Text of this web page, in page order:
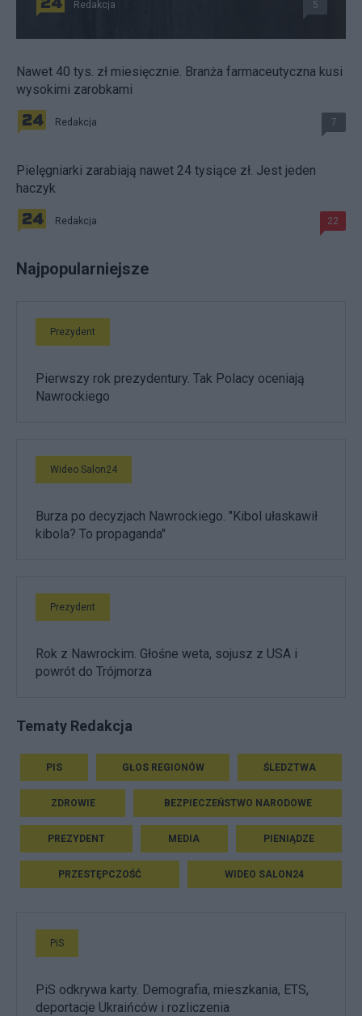
Redakcja 5
Nawet 40 tys. zł miesięcznie. Branża farmaceutyczna kusi
wysokimi zarobkami
Redakcja 7
Pielęgniarki zarabiają nawet 24 tysiące zł. Jest jeden
haczyk
Redakcja 22
Najpopularniejsze
Prezydent
Pierwszy rok prezydentury. Tak Polacy oceniają
Nawrockiego
Wideo Salon24
Burza po decyzjach Nawrockiego. "Kibol ułaskawił
kibola? To propaganda"
Prezydent
Rok z Nawrockim. Głośne weta, sojusz z USA i
powrót do Trójmorza
Tematy Redakcja
PIS GŁOS REGIONÓW ŚLEDZTWA
ZDROWIE BEZPIECZEŃSTWO NARODOWE
PREZYDENT MEDIA PIENIĄDZE
PRZESTĘPCZOŚĆ WIDEO SALON24
PiS
PiS odkrywa karty. Demografia, mieszkania, ETS,
deportacje Ukraińców i rozliczenia